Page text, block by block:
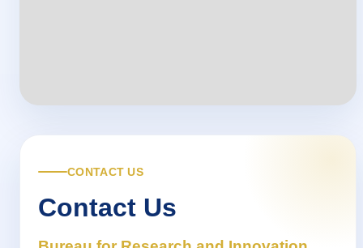
CONTACT US
Contact Us